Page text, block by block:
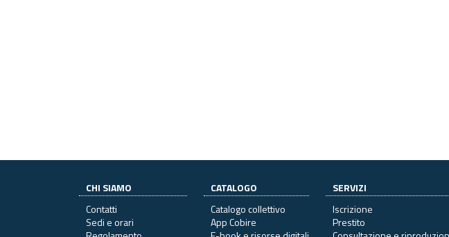
CHI SIAMO
Contatti
Sedi e orari
CATALOGO
Catalogo collettivo
App Cobire
SERVIZI
Iscrizione
Prestito